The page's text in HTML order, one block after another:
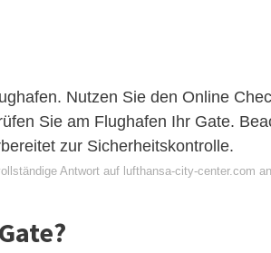
Nutzen Sie den Online
Sie am Flughafen Ihr Gate.
zur Sicherheitskontrolle.
Antwort auf lufthansa-city-center.com an